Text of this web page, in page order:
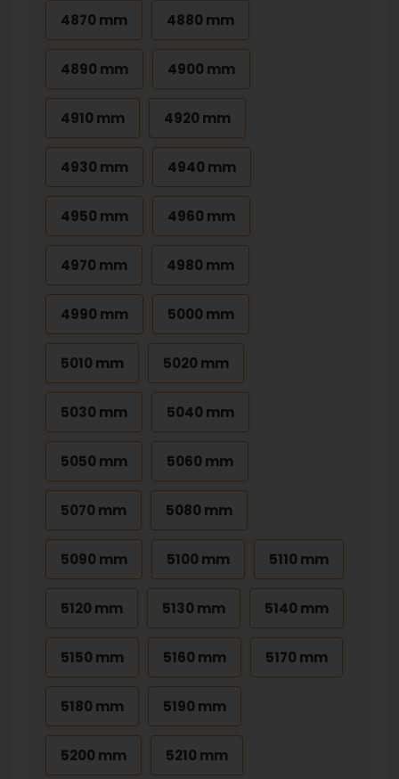
4870 mm 4880 mm
4890 mm 4900 mm
4910 mm 4920 mm
4930 mm 4940 mm
4950 mm 4960 mm
4970 mm 4980 mm
4990 mm 5000 mm
5010 mm 5020 mm
5030 mm 5040 mm
5050 mm 5060 mm
5070 mm 5080 mm
5090 mm 5100 mm 5110 mm
5120 mm 5130 mm 5140 mm
5150 mm 5160 mm 5170 mm
5180 mm 5190 mm
5200 mm 5210 mm